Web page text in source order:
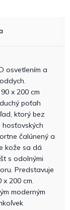
osvetlením a
x 200 cm
poťah
ktorý bez
čalúnený a
kože sa dá
s odolnými
Predstavuje
200 cm.
moderným